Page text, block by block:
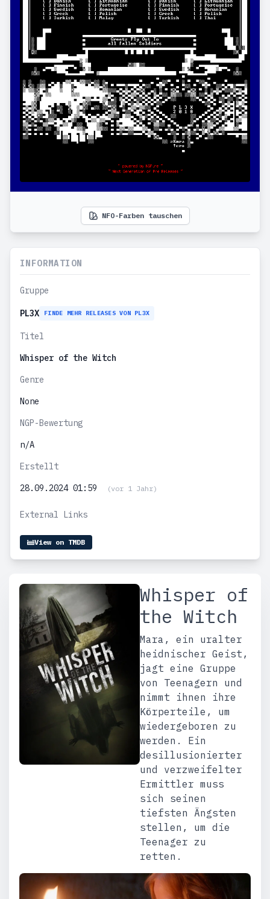
NFO-Farben tauschen
INFORMATION
Gruppe
PL3X FINDE MEHR RELEASES VON PL3X
Titel
Whisper of the Witch
Genre
None
NGP-Bewertung
n/A
Erstellt
28.09.2024 01:59
(vor 1 Jahr)
External Links
View on TMDB
Whisper of
the Witch
Mara, ein uralter
heidnischer Geist,
jagt eine Gruppe
von Teenagern und
nimmt ihnen ihre
Körperteile, um
wiedergeboren zu
werden. Ein
desillusionierter
und verzweifelter
Ermittler muss
sich seinen
tiefsten Ängsten
stellen, um die
Teenager zu
retten.